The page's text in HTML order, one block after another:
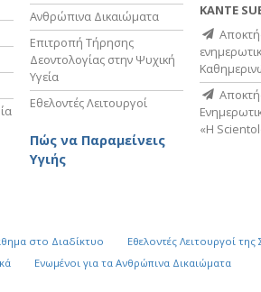
Ανθρώπινα Δικαιώματα
Επιτροπή Τήρησης
Δεοντολογίας στην Ψυχική
Υγεία
Εθελοντές Λειτουργοί
Πώς να Παραμείνεις
Υγιής
ΚΑΝΤΕ
«Η
στο Διαδίκτυο
Εθελοντές Λειτουργοί της
Ενωµένοι για τα Ανθρώπινα Δικαιώµατα